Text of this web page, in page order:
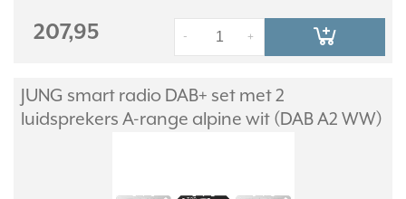
207,95 +
-
JUNG smart radio DAB+ set met 2
luidsprekers A-range alpine wit (DAB A2 WW)